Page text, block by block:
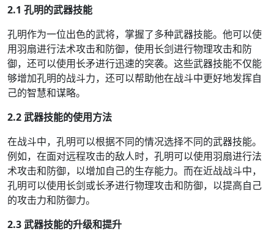
2.1 孔明的武器技能
孔明作为一位出色的武将，掌握了多种武器技能。他可以使
用羽扇进行法术攻击和防御，使用长剑进行物理攻击和防
御，还可以使用长矛进行迅速的突袭。这些武器技能不仅能
够增加孔明的战斗力，还可以帮助他在战斗中更好地发挥自
己的智慧和谋略。
2.2 武器技能的使用方法
在战斗中，孔明可以根据不同的情况选择不同的武器技能。
例如，在面对远程攻击的敌人时，孔明可以使用羽扇进行法
术攻击和防御，以增加自己的生存能力。而在近战战斗中，
孔明可以使用长剑或长矛进行物理攻击和防御，以提高自己
的攻击力和防御力。
2.3 武器技能的升级和提升